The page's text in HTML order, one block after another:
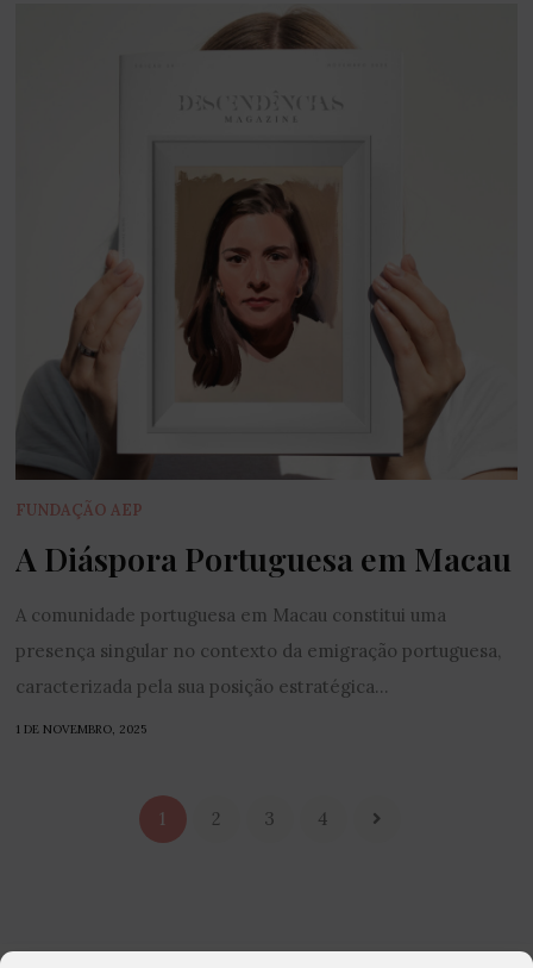
FUNDAÇÃO AEP
A Diáspora Portuguesa em Macau
A comunidade portuguesa em Macau constitui uma
presença singular no contexto da emigração portuguesa,
caracterizada pela sua posição estratégica...
1 DE NOVEMBRO, 2025
1 2 3 4